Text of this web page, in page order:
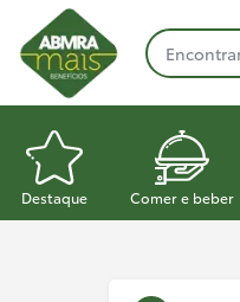
Destaque Comer e beber